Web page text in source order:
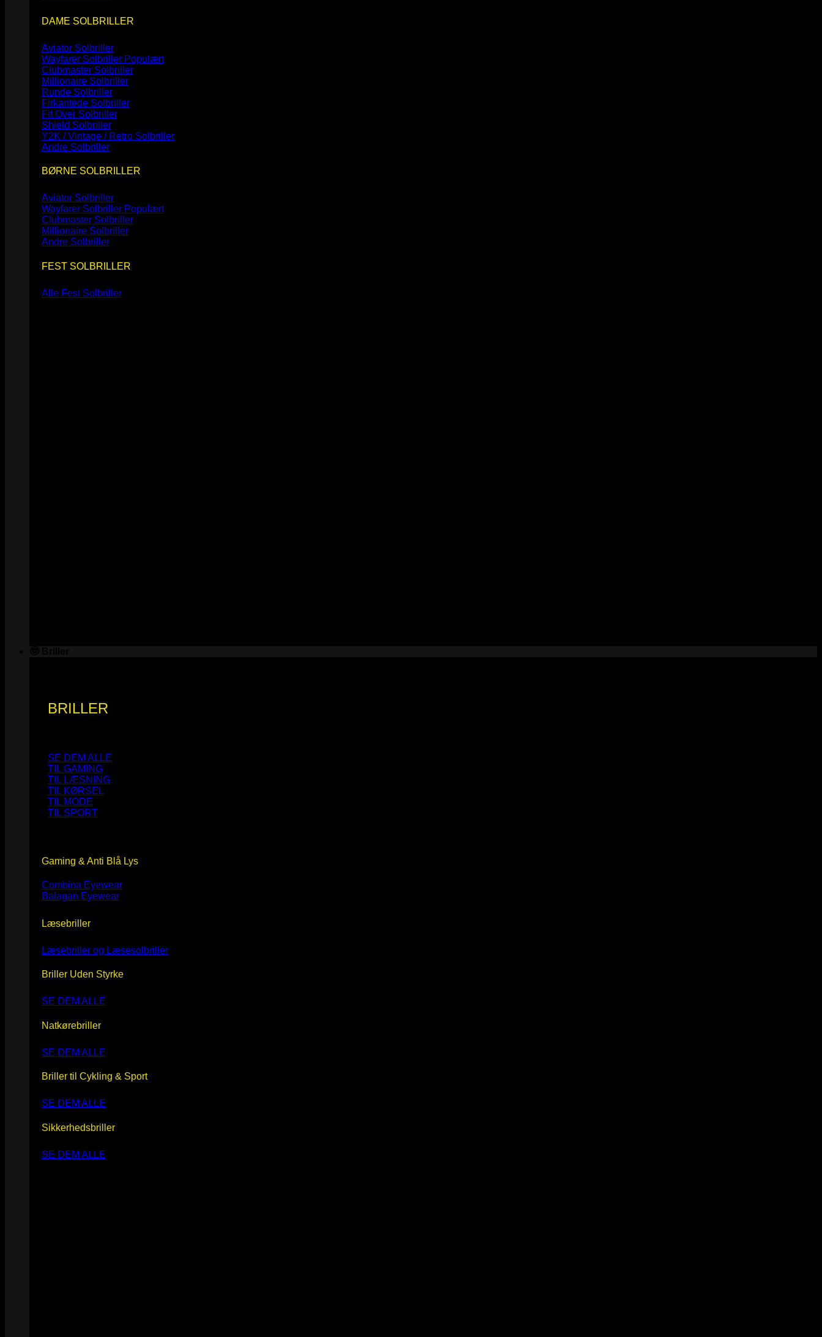
DAME SOLBRILLER
Aviator Solbriller
Wayfarer Solbriller
Clubmaster Solbriller
Millionaire Solbriller
Runde Solbriller
Firkantede Solbriller
Fit Over Solbriller
Shield Solbriller
Y2K / Vintage / Retro Solbriller
Andre Solbriller
BØRNE SOLBRILLER
Aviator Solbriller
Wayfarer Solbriller
Clubmaster Solbriller
Millionaire Solbriller
Andre Solbriller
FEST SOLBRILLER
Alle Fest Solbriller
BRILLER
SE DEM ALLE
TIL GAMING
TIL LÆSNING
TIL KØRSEL
TIL MODE
TIL SPORT
Gaming & Anti Blå Lys
Combina Eyewear
Balagan Eyewear
Læsebriller
Læsebriller og Læsesolbriller
Briller Uden Styrke
SE DEM ALLE
Natkørebriller
SE DEM ALLE
Briller til Cykling & Sport
SE DEM ALLE
Sikkerhedsbriller
SE DEM ALLE